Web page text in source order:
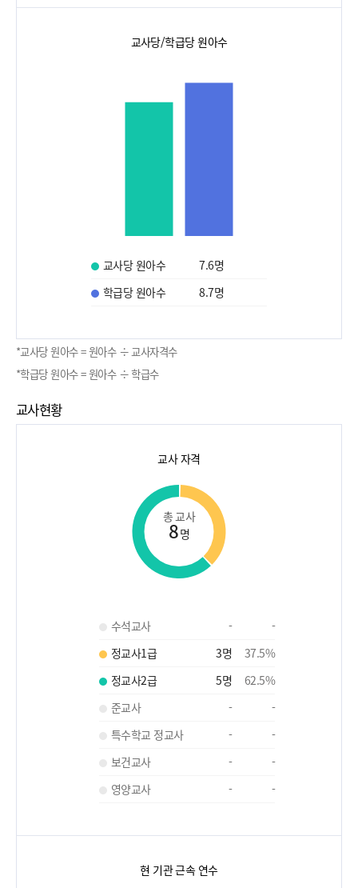
교사당/학급당 원아수
교사당 원아수 7.6명
학급당 원아수
8.7명
*교사당 원아수 = 원아수 ÷ 교사자격수
*학급당 원아수 = 원아수 ÷ 학급수
교사현황
교사 자격
총 교사
8명
수석교사 -
-
정교사1급
3명 37.5%
정교사2급
5명 62.5%
준교사
-
-
특수학교 정교사
-
-
보건교사
-
-
영양교사
- -
현 기관 근속 연수